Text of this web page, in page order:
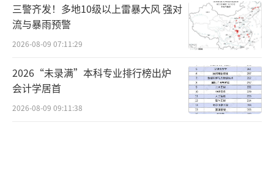
三警齐发！多地10级以上雷暴大风 强对
流与暴雨预警
2026-08-09 07:11:29
2026“未录满”本科专业排行榜出炉
会计学居首
2026-08-09 09:11:38